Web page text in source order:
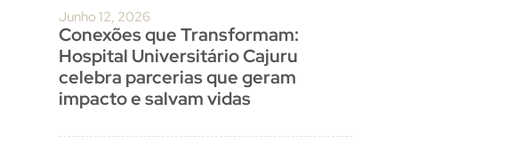
Junho 12, 2026
Conexões que Transformam:
Hospital Universitário Cajuru
celebra parcerias que geram
impacto e salvam vidas